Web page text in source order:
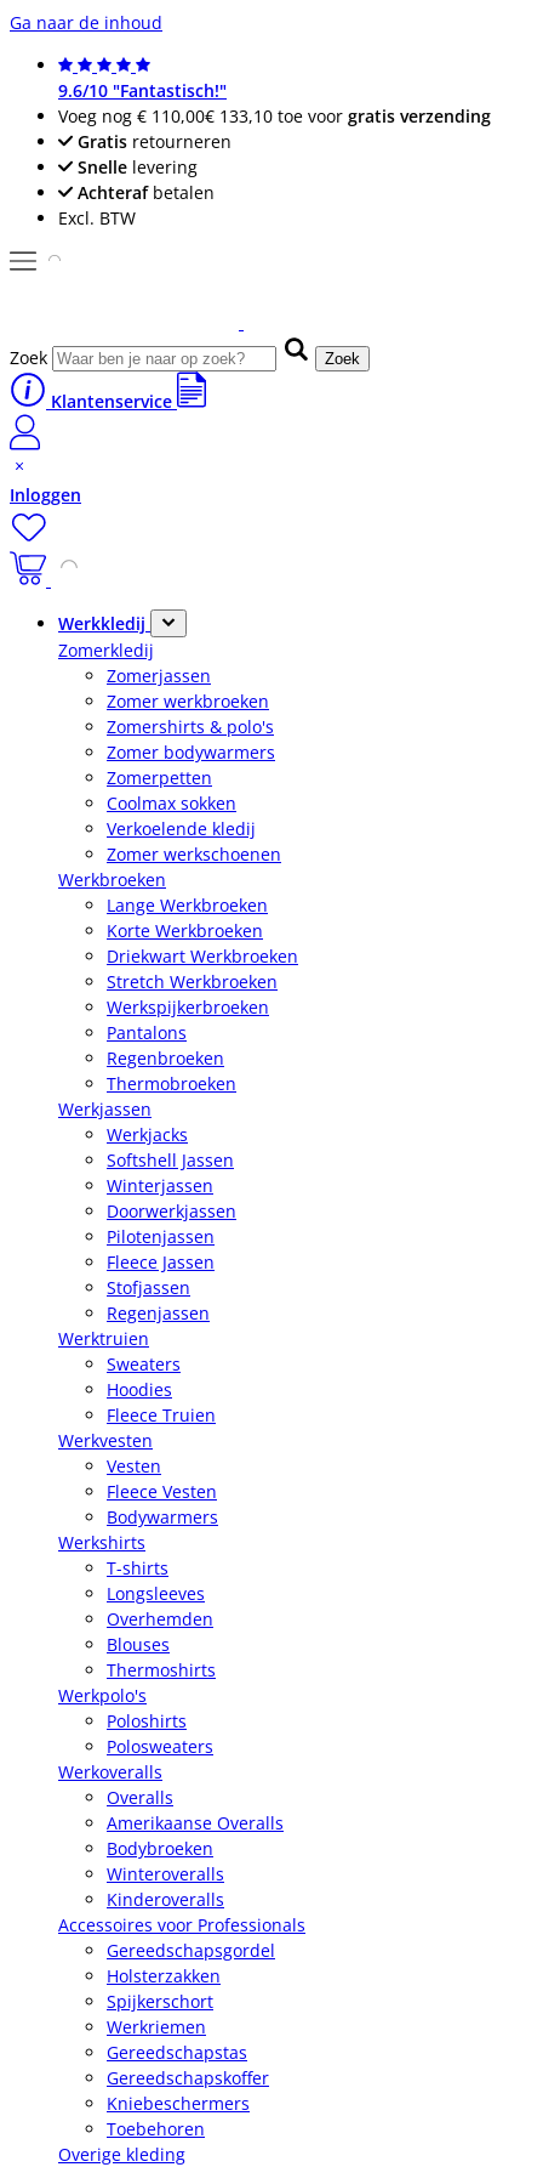
Ga naar de inhoud
9.6/10 "Fantastisch!"
Voeg nog € 110,00€ 133,10 toe voor gratis verzending
Gratis retourneren
Snelle levering
Achterafbetalen
Excl. BTW
Zoek Zoek
Klantenservice
Inloggen
Werkkledij
Zomerkledij
Zomerjassen
Zomer werkbroeken
Zomershirts & polo's
Zomer bodywarmers
Zomerpetten
Coolmax sokken
Verkoelende kledij
Zomer werkschoenen
Werkbroeken
Lange Werkbroeken
Korte Werkbroeken
Driekwart Werkbroeken
Stretch Werkbroeken
Werkspijkerbroeken
Pantalons
Regenbroeken
Thermobroeken
Werkjassen
Werkjacks
Softshell Jassen
Winterjassen
Doorwerkjassen
Pilotenjassen
Fleece Jassen
Stofjassen
Regenjassen
Werktruien
Sweaters
Hoodies
Fleece Truien
Werkvesten
Vesten
Fleece Vesten
Bodywarmers
Werkshirts
T-shirts
Longsleeves
Overhemden
Blouses
Thermoshirts
Werkpolo's
Poloshirts
Polosweaters
Werkoveralls
Overalls
Amerikaanse Overalls
Bodybroeken
Winteroveralls
Kinderoveralls
Accessoires voor Professionals
Gereedschapsgordel
Holsterzakken
Spijkerschort
Werkriemen
Gereedschapstas
Gereedschapskoffer
Kniebeschermers
Toebehoren
Overige kleding